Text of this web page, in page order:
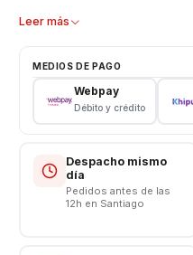
Flex carga - Puerto USB
CONSULTE POR
Leer más
MEDIOS DE PAGO
Webpay
Débito y crédito
Despacho mismo
día
Pedidos antes de las
12h en Santiago